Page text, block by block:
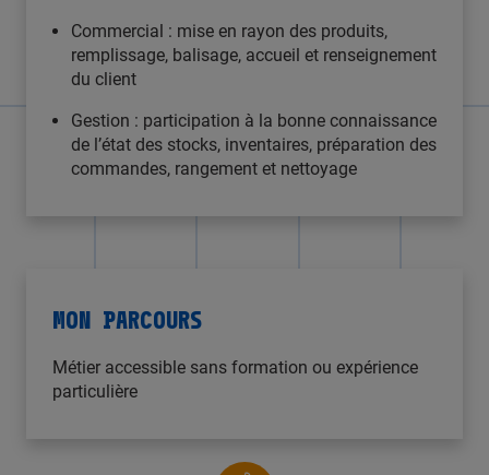
Commercial : mise en rayon des produits,
remplissage, balisage, accueil et renseignement
du client
Gestion : participation à la bonne connaissance
de l’état des stocks, inventaires, préparation des
commandes, rangement et nettoyage
MON PARCOURS
Métier accessible sans formation ou expérience
particulière